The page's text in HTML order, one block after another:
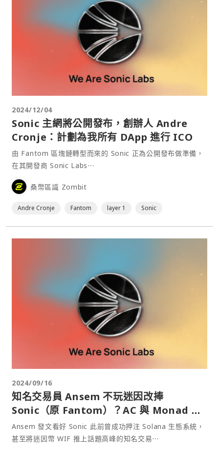
2024/12/04
Sonic 主網將公開發布，創辦人 Andre
Cronje：計劃為我所有 DApp 進行 ICO
由 Fantom 區塊鏈轉型而來的 Sonic 正為公開發布做準備，
在其開發商 Sonic Labs⋯
桑幣區識 Zombit
Andre Cronje Fantom layer 1 Sonic
2024/09/16
知名交易員 Ansem 不玩迷因改捧
Sonic（原 Fantom）？AC 與 Monad 團
隊成員網上開嗆
Ansem 發文看好 Sonic 此前曾成功押注 Solana 生態系統，
甚至將迷因幣 WIF 推上話題高峰的知名交易⋯